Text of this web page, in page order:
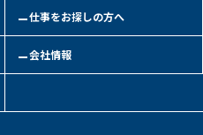
仕事をお探しの方へ
会社情報